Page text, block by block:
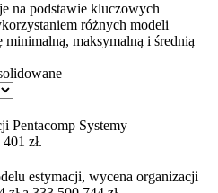
na podstawie kluczowych
różnych modeli
minimalną, maksymalną i średnią
Pentacomp Systemy
zł.
estymacji, wycena organizacji